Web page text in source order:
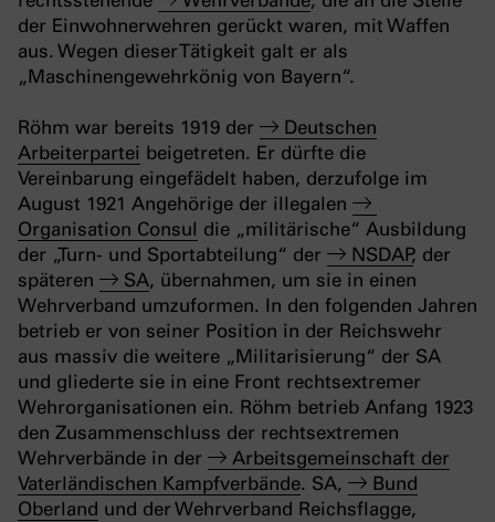
der Einwohnerwehren gerückt waren, mit Waffen
aus. Wegen dieser Tätigkeit galt er als
„Maschinengewehrkönig von Bayern“.
Röhm war bereits 1919 der
Deutschen
Arbeiterpartei beigetreten. Er dürfte die
Vereinbarung eingefädelt haben, derzufolge im
August 1921 Angehörige der illegalen
Organisation Consul die „militärische“ Ausbildung
der „Turn- und Sportabteilung“ der
NSDAP, der
späteren
SA, übernahmen, um sie in einen
Wehrverband umzuformen. In den folgenden Jahren
betrieb er von seiner Position in der Reichswehr
aus massiv die weitere „Militarisierung“ der SA
und gliederte sie in eine Front rechtsextremer
Wehrorganisationen ein. Röhm betrieb Anfang 1923
den Zusammenschluss der rechtsextremen
Wehrverbände in der
Arbeitsgemeinschaft der
Vaterländischen Kampfverbände. SA,
Bund
Oberland und der Wehrverband Reichsflagge,